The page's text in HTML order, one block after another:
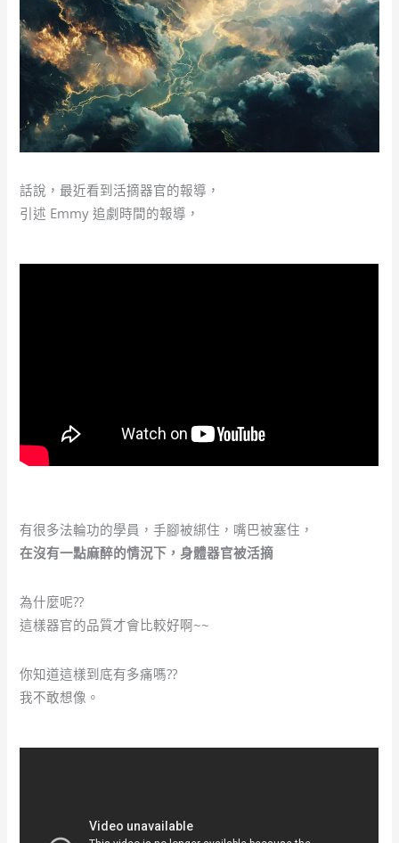
話說，最近看到活摘器官的報導，
引述 Emmy 追劇時間的報導，
有很多法輪功的學員，手腳被綁住，嘴巴被塞住，
在沒有一點麻醉的情況下，身體器官被活摘
為什麼呢??
這樣器官的品質才會比較好啊~~
你知道這樣到底有多痛嗎??
我不敢想像。